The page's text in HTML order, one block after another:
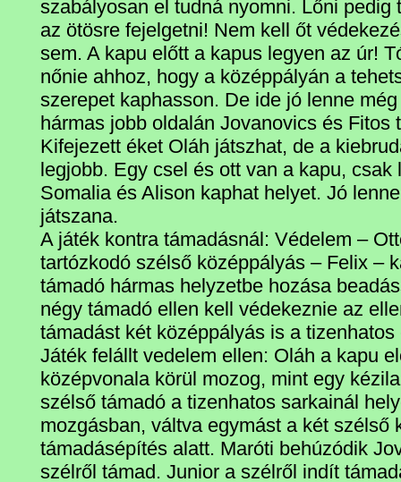
szabályosan el tudná nyomni. Lőni pedig
az ötösre fejelgetni! Nem kell őt
sem. A kapu előtt a kapus legyen az úr!
nőnie ahhoz, hogy a középpályán a
szerepet kaphasson. De ide jó lenne
hármas jobb oldalán Jovanovics és Fitos
Kifejezett éket Oláh játszhat, de a
legjobb. Egy csel és ott van a kapu,
Somalia és Alison kaphat helyet. Jó
játszana.
A játék kontra támadásnál: Védelem –
tartózkodó szélső középpályás – Felix –
támadó hármas helyzetbe hozása
négy támadó ellen kell védekeznie az
támadást két középpályás is a
Játék felállt vedelem ellen: Oláh a kapu
középvonala körül mozog, mint egy
szélső támadó a tizenhatos sarkainál
mozgásban, váltva egymást a két szélső
támadásépítés alatt. Maróti behúzódik
szélről támad. Junior a szélről indít